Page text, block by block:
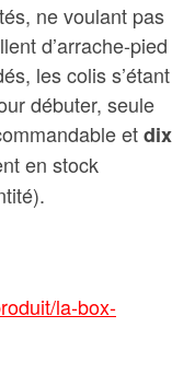
ne voulant pas
d’arrache-pied
les colis s’étant
débuter, seule
etdix
en stock
la-box-